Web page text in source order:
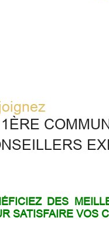
DES
SATISFAIRE VOS